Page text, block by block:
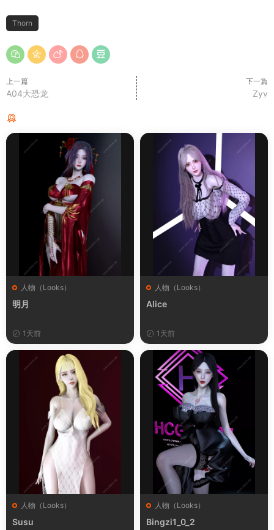
Thorn
上一篇
A04大恐龙
下一篇
Zyy
人物（Looks）
明月
1天前
人物（Looks）
Alice
1天前
人物（Looks）
Susu
人物（Looks）
Bingzi1_0_2